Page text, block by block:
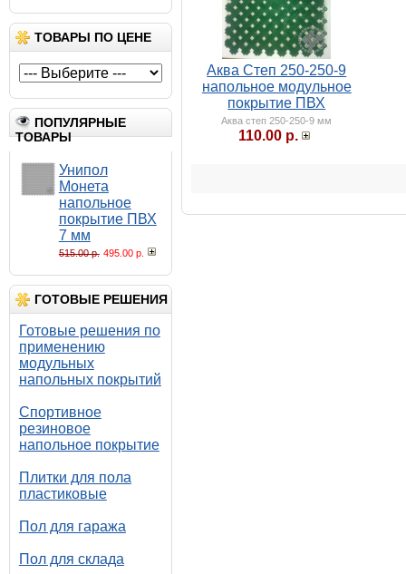
ТОВАРЫ ПО ЦЕНЕ
ПОПУЛЯРНЫЕ
ТОВАРЫ
Унипол
Монета
напольное
покрытие ПВХ
7 мм
515.00 р. 495.00 р.
ГОТОВЫЕ РЕШЕНИЯ
Готовые решения по
применению
модульных
напольных покрытий
Спортивное
резиновое
напольное покрытие
Плитки для пола
пластиковые
Пол для гаража
Пол для склада
Аква Степ 250-250-9
напольное модульное
покрытие ПВХ
Аква степ 250-250-9 мм
110.00 р.